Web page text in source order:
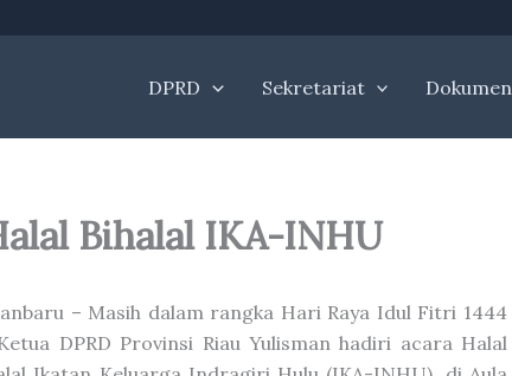
DPRD Sekretariat Dokumen
Bihalal IKA-INHU
– Masih dalam rangka Hari Raya Idul Fitri 1444
DPRD Provinsi Riau Yulisman hadiri acara Halal